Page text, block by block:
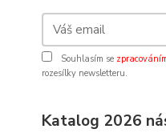
Souhlasím se
rozesílky newsletteru.
Katalog 2026